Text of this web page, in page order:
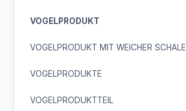
VOGELPRODUKT
VOGELPRODUKT MIT WEICHER SCHALE
VOGELPRODUKTE
VOGELPRODUKTTEIL